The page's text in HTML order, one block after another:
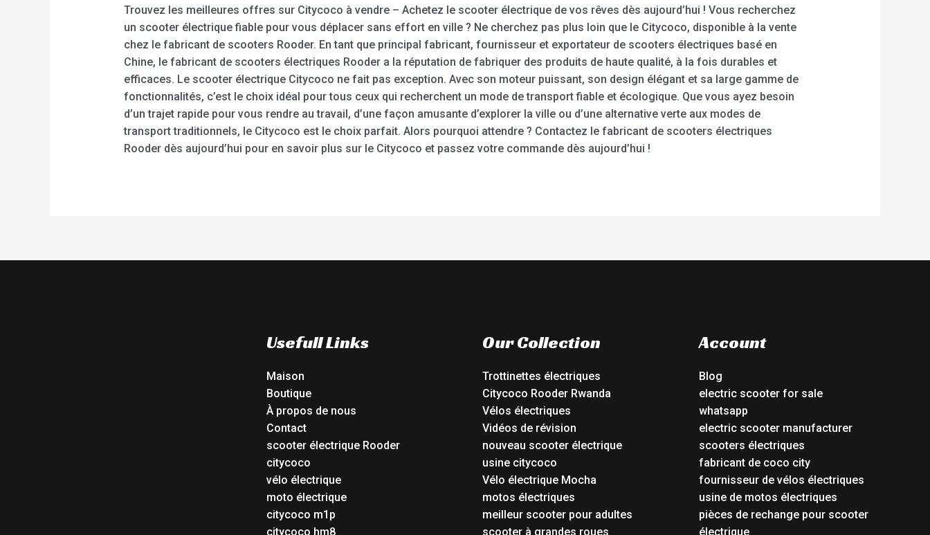
Trouvez les meilleures offres sur Citycoco à vendre – Achetez le scooter électrique de vos rêves dès aujourd’hui ! Vous recherchez
un scooter électrique fiable pour vous déplacer sans effort en ville ? Ne cherchez pas plus loin que le Citycoco, disponible à la vente
chez le fabricant de scooters Rooder. En tant que principal fabricant, fournisseur et exportateur de scooters électriques basé en
Chine, le fabricant de scooters électriques Rooder a la réputation de fabriquer des produits de haute qualité, à la fois durables et
efficaces. Le scooter électrique Citycoco ne fait pas exception. Avec son moteur puissant, son design élégant et sa large gamme de
fonctionnalités, c’est le choix idéal pour tous ceux qui recherchent un mode de transport fiable et écologique. Que vous ayez besoin
d’un trajet rapide pour vous rendre au travail, d’une façon amusante d’explorer la ville ou d’une alternative verte aux modes de
transport traditionnels, le Citycoco est le choix parfait. Alors pourquoi attendre ? Contactez le fabricant de scooters électriques
Rooder dès aujourd’hui pour en savoir plus sur le Citycoco et passez votre commande dès aujourd’hui !
Usefull Links
Maison
Boutique
À propos de nous
Contact
scooter électrique Rooder
citycoco
vélo électrique
moto électrique
citycoco m1p
citycoco hm8
Our Collection
Trottinettes électriques
Citycoco Rooder Rwanda
Vélos électriques
Vidéos de révision
nouveau scooter électrique
usine citycoco
Vélo électrique Mocha
motos électriques
meilleur scooter pour adultes
scooter à grandes roues
Account
Blog
electric scooter for sale
whatsapp
electric scooter manufacturer
scooters électriques
fabricant de coco city
fournisseur de vélos électriques
usine de motos électriques
pièces de rechange pour scooter
électrique